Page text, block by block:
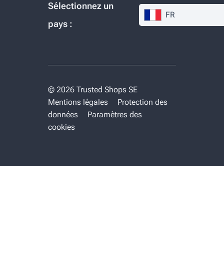
Sélectionnez un
pays :
FR
© 2026 Trusted Shops SE
Mentions légales
Protection des
données
Paramètres des
cookies